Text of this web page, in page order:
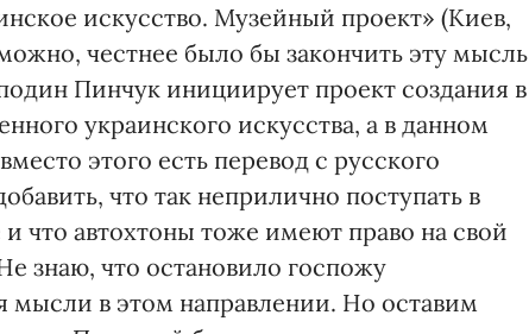
искусство. Музейный проект» (Киев,
честнее было бы закончить эту мысль
Пинчук инициирует проект создания в
украинского искусства, а в данном
этого есть перевод с русского
что так неприлично поступать в
что автохтоны тоже имеют право на свой
знаю, что остановило госпожу
мысли в этом направлении. Но оставим